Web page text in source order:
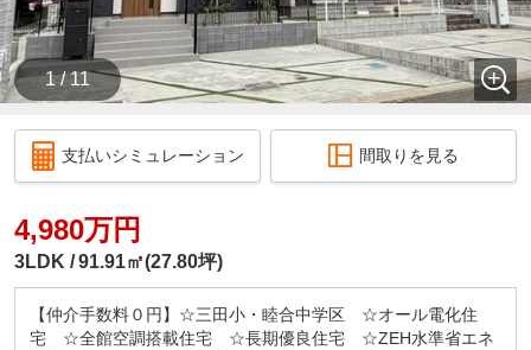
1 / 11
支払いシミュレーション 間取りを見る
4,980万円
3LDK 91.91㎡(27.80坪)
【仲介手数料０円】☆三田小・睦合中学区 ☆オール電化住
宅 ☆全館空調搭載住宅 ☆長期優良住宅 ☆ZEH水準省エネ